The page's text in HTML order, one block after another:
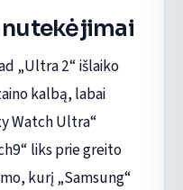
nutekėjimai
„Ultra 2“ išlaiko
kalbą, labai
Watch Ultra“
liks prie greito
kurį „Samsung“